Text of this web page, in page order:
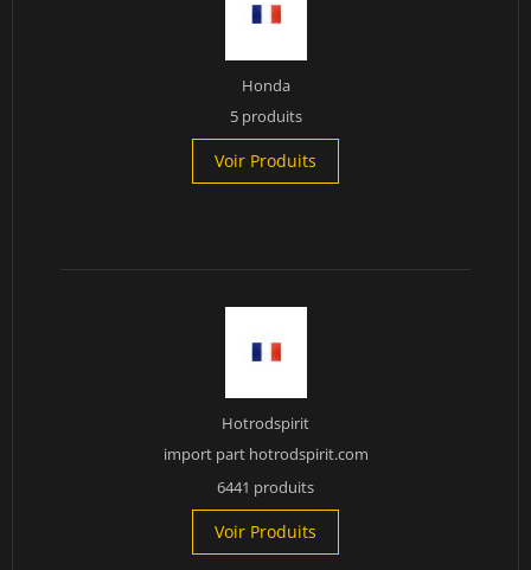
Honda
5 produits
Voir Produits
Hotrodspirit
import part hotrodspirit.com
6441 produits
Voir Produits